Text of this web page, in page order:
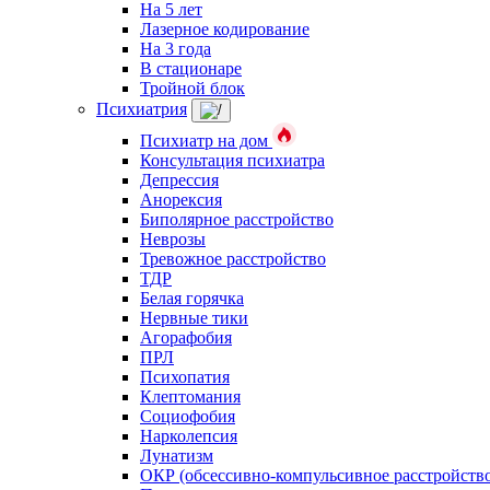
На 5 лет
Лазерное кодирование
На 3 года
В стационаре
Тройной блок
Психиатрия
Психиатр на дом
Консультация психиатра
Депрессия
Анорексия
Биполярное расстройство
Неврозы
Тревожное расстройство
ТДР
Белая горячка
Нервные тики
Агорафобия
ПРЛ
Психопатия
Клептомания
Социофобия
Нарколепсия
Лунатизм
ОКР (обсессивно-компульсивное